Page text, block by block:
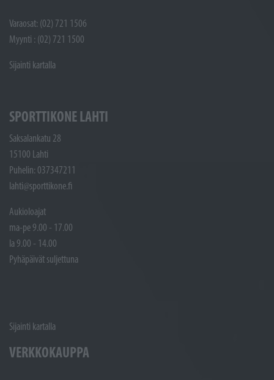
Varaosat: (02) 721 1506
Myynti : (02) 721 1500
Sijainti kartalla
SPORTTIKONE LAHTI
Saksalankatu 28
15100 Lahti
Puhelin: 037347211
lahti@sporttikone.fi
Aukioloajat
ma-pe 9.00 - 17.00
la 9.00 - 14.00
Pyhäpäivät suljettuna
Sijainti kartalla
VERKKOKAUPPA